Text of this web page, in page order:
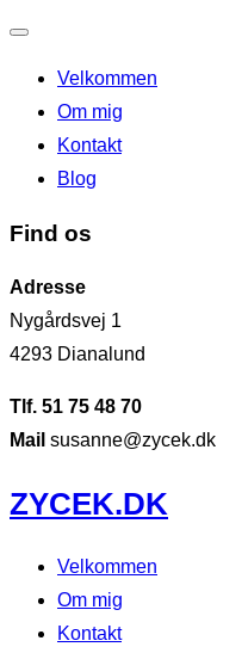
navigation
til/fra
Velkommen
Om mig
Kontakt
Blog
Find os
Adresse
Nygårdsvej 1
4293 Dianalund
Tlf. 51 75 48 70
Mail susanne@zycek.dk
Videre
til
indhold
ZYCEK.DK
Velkommen
Om mig
Kontakt